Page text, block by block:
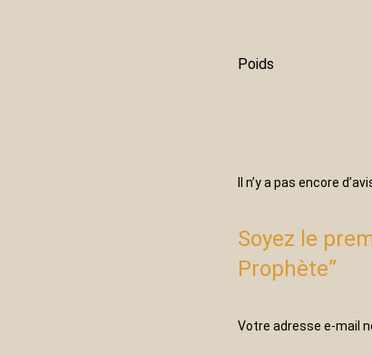
Poids
Il n’y a pas encore
Soyez le
Prophète”
Votre adresse e-mail